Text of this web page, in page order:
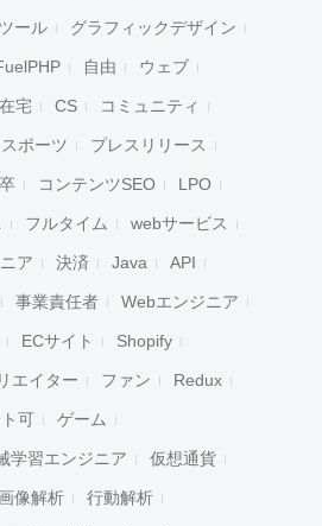
ール グラフィックデザイン
自由 ウェブ
在宅 CS コミュニティ
スポーツ プレスリリース
コンテンツSEO LPO
フルタイム webサービス
ア 決済 Java API
事業責任者 Webエンジニア
ECサイト Shopify
エイター ファン Redux
可 ゲーム
学習エンジニア 仮想通貨
像解析 行動解析